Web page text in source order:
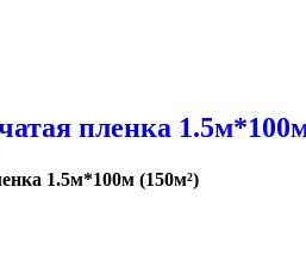
пленка
1.5м*100м (150м²)